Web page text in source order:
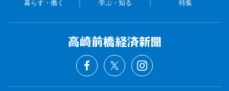
暮らす・働く 学ぶ・知る 特集